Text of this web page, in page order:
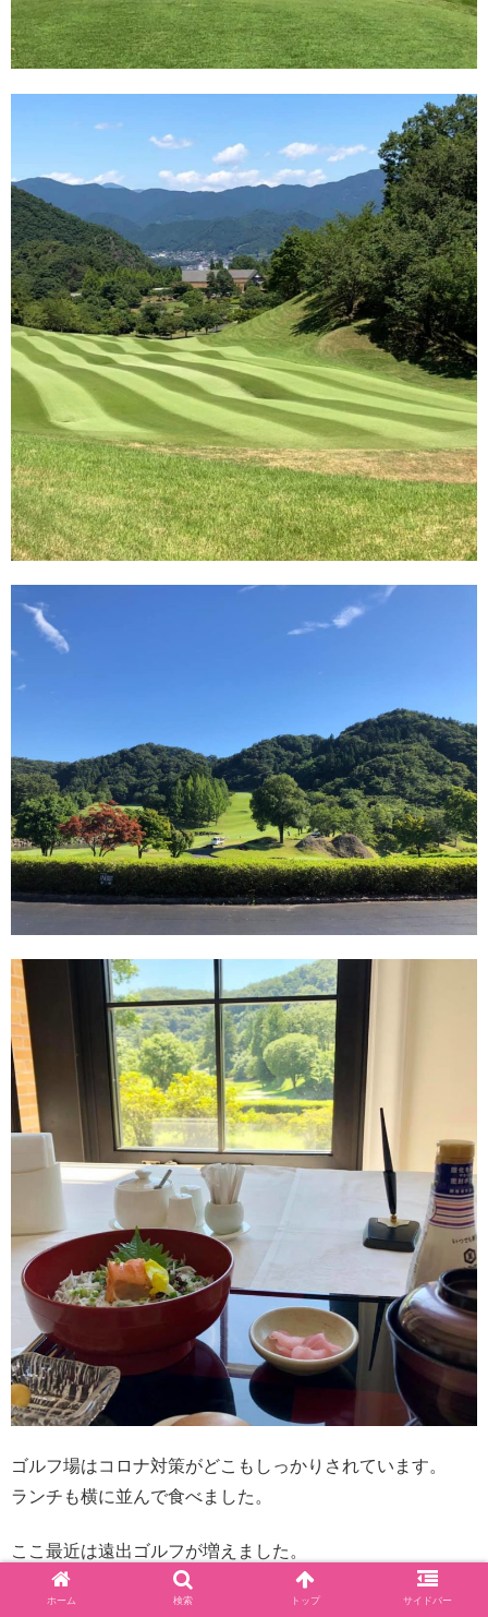
ゴルフ場はコロナ対策がどこもしっかりされています。
ランチも横に並んで食べました。
ここ最近は遠出ゴルフが増えました。
メイプルポイントは難しかったけれど、景色も素晴らしか
ホーム 検索 トップ サイドバー